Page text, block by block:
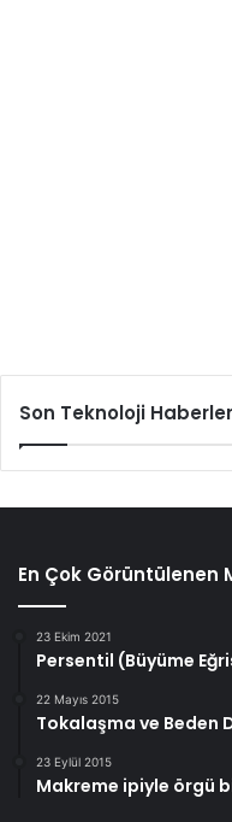
Son Teknoloji
En Çok Görüntülenen
23 Ekim 2021
Persentil (Büyüme
22 Mayıs 2015
Tokalaşma ve Beden
23 Eylül 2015
Makreme ipiyle örgü